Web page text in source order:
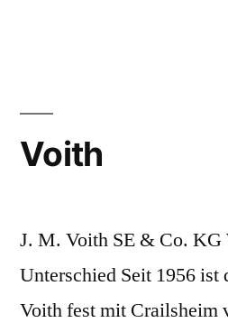
Voith
J. M. Voith SE & Co. KG
Unterschied Seit 1956 ist
Voith fest mit Crailsheim